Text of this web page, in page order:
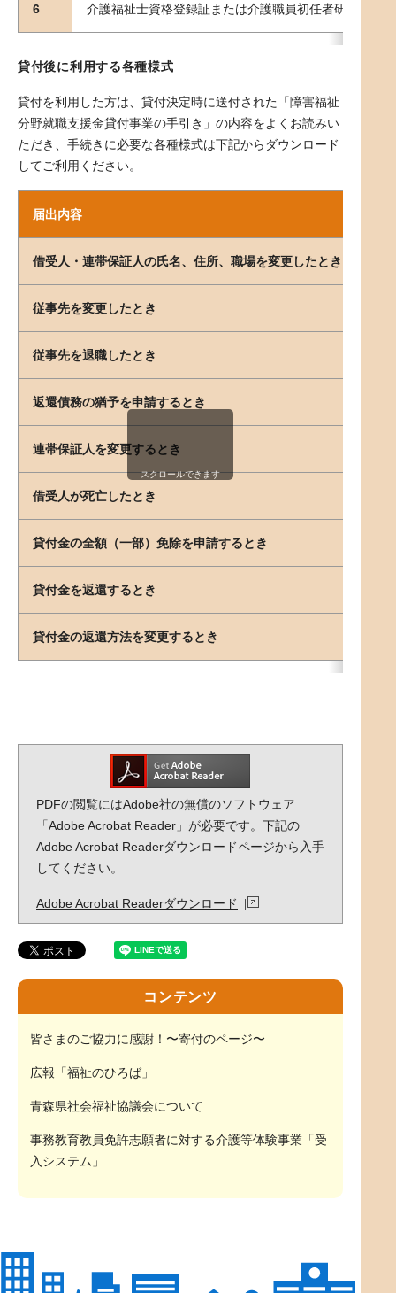
6 介護福祉士資格登録証または介護職員初任者研修以上
貸付後に利用する各種様式
貸付を利用した方は、貸付決定時に送付された「障害福祉
分野就職支援金貸付事業の手引き」の内容をよくお読みい
ただき、手続きに必要な各種様式は下記からダウンロード
してご利用ください。
届出内容
借受人・連帯保証人の氏名、住所、職場を変更したとき
従事先を変更したとき
従事先を退職したとき
返還債務の猶予を申請するとき
連帯保証人を変更するとき
借受人が死亡したとき
貸付金の全額（一部）免除を申請するとき
貸付金を返還するとき
貸付金の返還方法を変更するとき
スクロールできます
PDFの閲覧にはAdobe社の無償のソフトウェア
「Adobe Acrobat Reader」が必要です。下記の
Adobe Acrobat Readerダウンロードページから入手
してください。
Adobe Acrobat Readerダウンロード
コンテンツ
皆さまのご協力に感謝！〜寄付のページ〜
広報「福祉のひろば」
青森県社会福祉協議会について
事務教育教員免許志願者に対する介護等体験事業「受
入システム」